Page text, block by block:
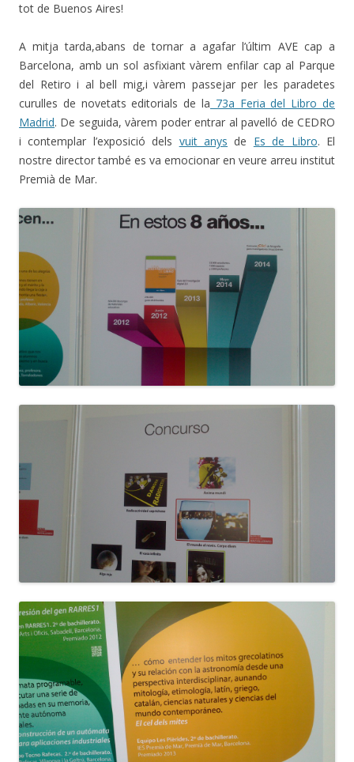
tot de Buenos Aires!
A mitja tarda,abans de tornar a agafar l’últim AVE cap a
Barcelona, amb un sol asfixiant vàrem enfilar cap al Parque
del Retiro i al bell mig,i vàrem passejar per les paradetes
curulles de novetats editorials de la 73a Feria del Libro de
Madrid. De seguida, vàrem poder entrar al pavelló de CEDRO
i contemplar l’exposició dels vuit anys de Es de Libro. El
nostre director també es va emocionar en veure arreu institut
Premià de Mar.